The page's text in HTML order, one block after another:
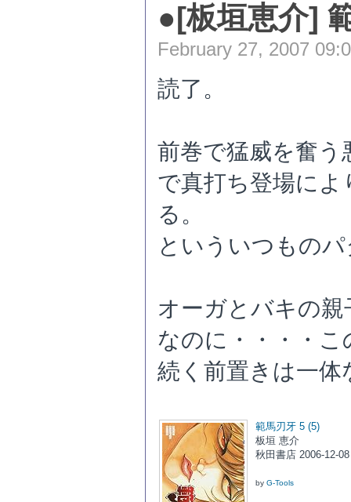
●[板垣恵介]
February 27, 2007
読了。
前巻で猛威を奮
で真打ち登場に
る。
といういつもの
オーガとバキの
なのに・・・・
続く前置きは一
範馬刃牙 5 (5)
板垣 恵介
秋田書店 2006-12-08
by G-Tools